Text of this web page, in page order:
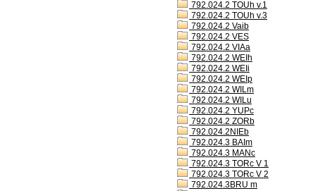
792.024.2 TOUh v.1
792.024.2 TOUh v.3
792.024.2 Vaib
792.024.2 VES
792.024.2 VIAa
792.024.2 WEIh
792.024.2 WEIi
792.024.2 WEIp
792.024.2 WILm
792.024.2 WILu
792.024.2 YUPc
792.024.2 ZORb
792.024.2NIEb
792.024.3 BAIm
792.024.3 MANc
792.024.3 TORc V 1
792.024.3 TORc V 2
792.024.3BRU m